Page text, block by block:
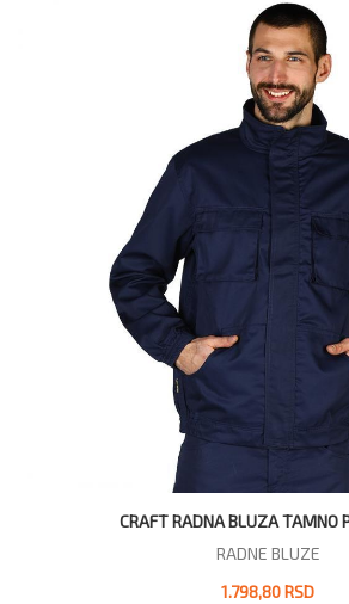
CRAFT RADNA BLUZA TAMNO
RADNE BLUZE
1.798,80 RSD